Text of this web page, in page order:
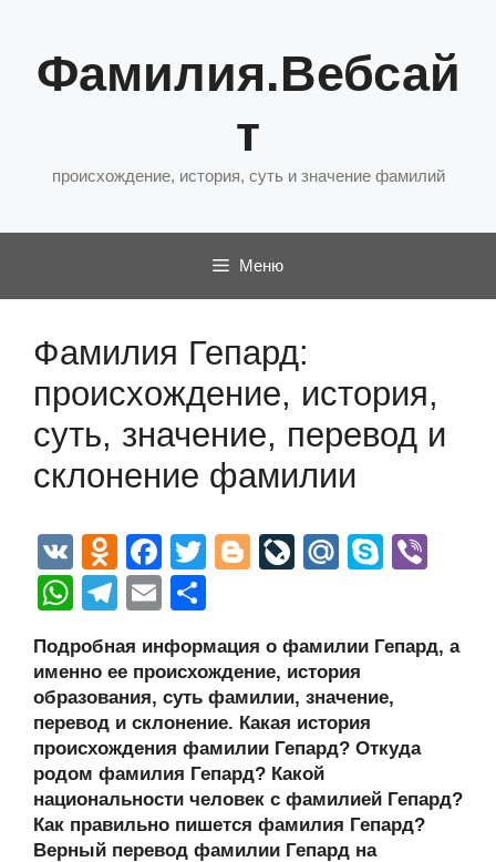
содержимому
Фамилия.Вебсай
т
происхождение, история, суть и значение фамилий
Меню
Фамилия Гепард:
происхождение, история,
суть, значение, перевод и
склонение фамилии
V
K
O
d
n
o
kl
a
ss
ni
ki
F
a
c
e
b
o
o
k
T
er
Bl
g
er
Li
J
o
ur
n
al
M
u
S
e
W
at
s
A
p
p
T
e
gr
a
m
E
ail р
а
в
и
ть
Подробная информация о фамилии Гепард, а
именно ее происхождение, история
образования, суть фамилии, значение,
перевод и склонение. Какая история
происхождения фамилии Гепард? Откуда
родом фамилия Гепард? Какой
национальности человек с фамилией Гепард?
Как правильно пишется фамилия Гепард?
Верный перевод фамилии Гепард на